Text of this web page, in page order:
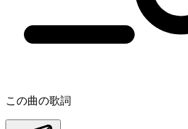
この曲の歌詞